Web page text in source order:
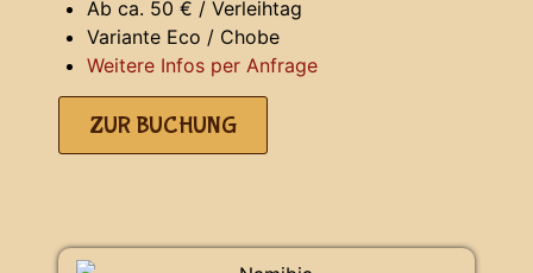
Ab ca. 50 € / Verleihtag
Variante Eco / Chobe
Weitere Infos per Anfrage
ZUR BUCHUNG